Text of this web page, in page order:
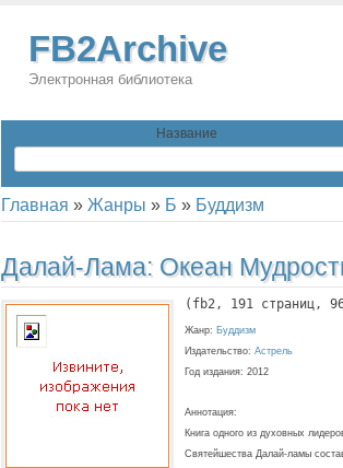
FB2Archive
Электронная библиотека
Название
Главная » Жанры » Б » Буддизм
Далай-Лама: Океан
( fb2, 191 страниц,
Жанр: Буддизм
Издательство: Астрель
Год издания: 2012
Аннотация:
Книга одного из духовных
Свя­тейшества Далай-ламы